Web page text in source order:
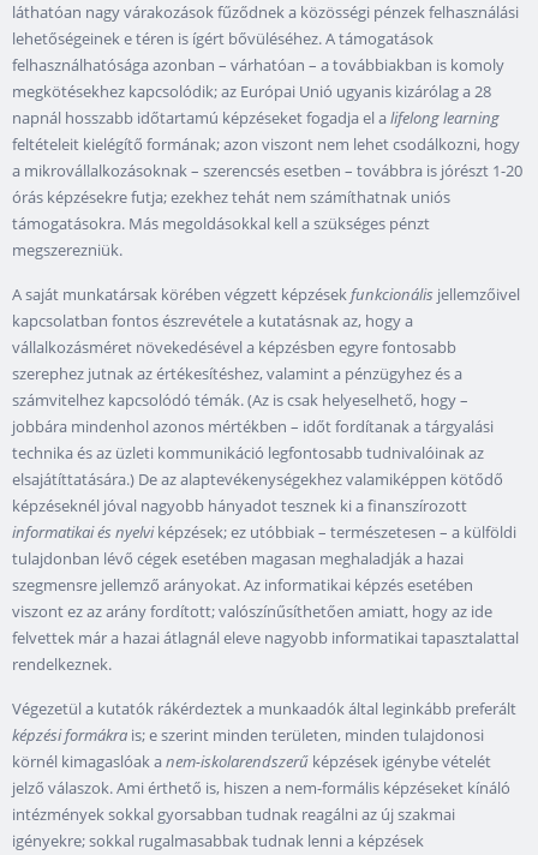
láthatóan nagy várakozások fűződnek a közösségi pénzek felhasználási
lehetőségeinek e téren is ígért bővüléséhez. A támogatások
felhasználhatósága azonban – várhatóan – a továbbiakban is komoly
megkötésekhez kapcsolódik; az Európai Unió ugyanis kizárólag a 28
napnál hosszabb időtartamú képzéseket fogadja el alifelong learning
feltételeit kielégítő formának; azon viszont nem lehet csodálkozni, hogy
a mikrovállalkozásoknak – szerencsés esetben – továbbra is jórészt 1-20
órás képzésekre futja; ezekhez tehát nem számíthatnak uniós
támogatásokra. Más megoldásokkal kell a szükséges pénzt
megszerezniük.
A saját munkatársak körében végzett képzésekfunkcionális jellemzőivel
kapcsolatban fontos észrevétele a kutatásnak az, hogy a
vállalkozásméret növekedésével a képzésben egyre fontosabb
szerephez jutnak az értékesítéshez, valamint a pénzügyhez és a
számvitelhez kapcsolódó témák. (Az is csak helyeselhető, hogy –
jobbára mindenhol azonos mértékben – időt fordítanak a tárgyalási
technika és az üzleti kommunikáció legfontosabb tudnivalóinak az
elsajátíttatására.) De az alaptevékenységekhez valamiképpen kötődő
képzéseknél jóval nagyobb hányadot tesznek ki a finanszírozott
informatikai és nyelviképzések; ez utóbbiak – természetesen – a külföldi
tulajdonban lévő cégek esetében magasan meghaladják a hazai
szegmensre jellemző arányokat. Az informatikai képzés esetében
viszont ez az arány fordított; valószínűsíthetően amiatt, hogy az ide
felvettek már a hazai átlagnál eleve nagyobb informatikai tapasztalattal
rendelkeznek.
Végezetül a kutatók rákérdeztek a munkaadók által leginkább preferált
képzési formákra is; e szerint minden területen, minden tulajdonosi
körnél kimagaslóak anem-iskolarendszerű képzések igénybe vételét
jelző válaszok. Ami érthető is, hiszen a nem-formális képzéseket kínáló
intézmények sokkal gyorsabban tudnak reagálni az új szakmai
igényekre; sokkal rugalmasabbak tudnak lenni a képzések